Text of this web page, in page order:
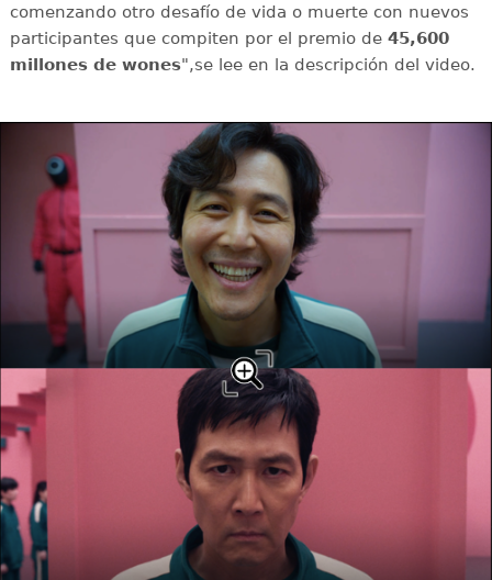
comenzando otro desafío de vida o muerte con nuevos
participantes que compiten por el premio de 45,600
millones de wones",se lee en la descripción del video.